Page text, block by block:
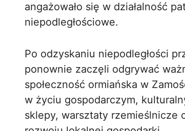
angażowało się w działalność
niepodległościowe.
Po odzyskaniu niepodległości
ponownie zaczęli odgrywać
społeczność ormiańska w
w życiu gospodarczym,
sklepy, warsztaty rzemieślnicze